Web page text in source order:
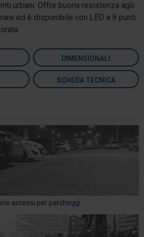
urbani. Offre buona resistenza agli
ed è disponibile con LED a 8 punti
DIMENSIONALI
SCHEDA TECNICA
accessi per parcheggi